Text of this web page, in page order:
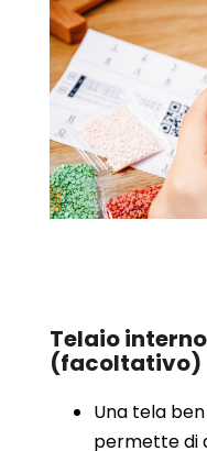
Telaio
(facoltativo)
Una tela
permette di